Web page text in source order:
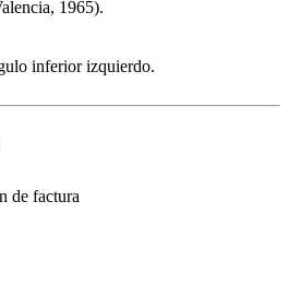
1965).
inferior izquierdo.
de factura